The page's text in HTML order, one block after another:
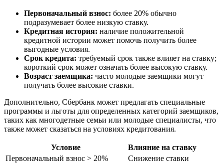
Первоначальный взнос: более 20% обычно
подразумевает более низкую ставку.
Кредитная история: наличие положительной
кредитной истории может помочь получить более
выгодные условия.
Срок кредита: требуемый срок также влияет на ставку;
короткий срок может означать более высокую ставку.
Возраст заемщика: часто молодые заемщики могут
получать более высокие ставки.
Дополнительно, Сбербанк может предлагать специальные
программы и льготы для определенных категорий заемщиков,
таких как многодетные семьи или молодые специалисты, что
также может сказаться на условиях кредитования.
Условие
Влияние на ставку
Первоначальный взнос > 20%
Снижение ставки